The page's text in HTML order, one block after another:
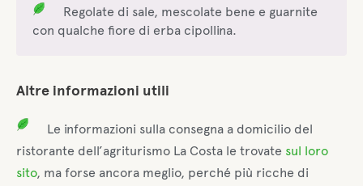
Regolate di sale, mescolate bene e guarnite
con qualche fiore di erba cipollina.
Altre informazioni utili
Le informazioni sulla consegna a domicilio del
ristorante dell’agriturismo La Costa le trovate sul loro
sito, ma forse ancora meglio, perché più ricche di